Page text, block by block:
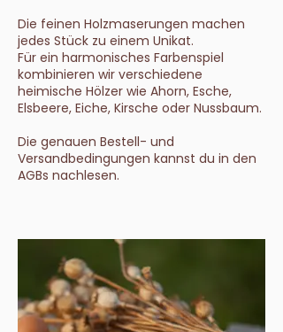
Die feinen Holzmaserungen machen
jedes Stück zu einem Unikat.
Für ein harmonisches Farbenspiel
kombinieren wir verschiedene
heimische Hölzer wie Ahorn, Esche,
Elsbeere, Eiche, Kirsche oder Nussbaum.
Die genauen Bestell- und
Versandbedingungen kannst du in den
AGBs nachlesen.